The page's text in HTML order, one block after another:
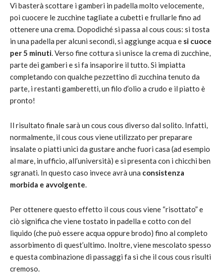
Vi basterà scottare i gamberi in padella molto velocemente,
poi cuocere le zucchine tagliate a cubetti e frullarle fino ad
ottenere una crema. Dopodiché si passa al cous cous: si tosta
in una padella per alcuni secondi, si aggiunge acqua e si cuoce
per 5 minuti. Verso fine cottura si unisce la crema di zucchine,
parte dei gamberi e si fa insaporire il tutto. Si impiatta
completando con qualche pezzettino di zucchina tenuto da
parte, i restanti gamberetti, un filo d’olio a crudo e il piatto è
pronto!
Il risultato finale sarà un cous cous diverso dal solito. Infatti,
normalmente, il cous cous viene utilizzato per preparare
insalate o piatti unici da gustare anche fuori casa (ad esempio
al mare, in ufficio, all’università) e si presenta con i chicchi ben
sgranati. In questo caso invece avrà una consistenza
morbida e avvolgente.
Per ottenere questo effetto il cous cous viene “risottato” e
ciò significa che viene tostato in padella e cotto con del
liquido (che può essere acqua oppure brodo) fino al completo
assorbimento di quest’ultimo. Inoltre, viene mescolato spesso
e questa combinazione di passaggi fa sì che il cous cous risulti
cremoso.